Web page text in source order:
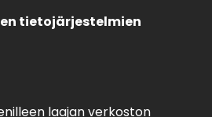
tietojärjestelmien
laajan verkoston